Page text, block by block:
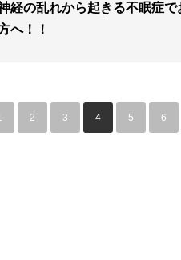
経の乱れから起きる不眠症で
へ！！
2 3 4 5 6